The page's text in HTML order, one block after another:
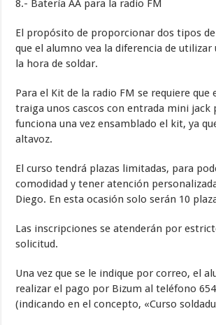
8.- Batería AA para la radio FM
El propósito de proporcionar dos tipos
que el alumno vea la diferencia de utilizar
la hora de soldar.
Para el Kit de la radio FM se requiere
traiga unos cascos con entrada mini jack
funciona una vez ensamblado el kit, ya
altavoz.
El curso tendrá plazas limitadas, para
comodidad y tener atención
Diego. En esta ocasión solo serán 10
Las inscripciones se atenderán por
solicitud.
Una vez que se le indique por correo, el
realizar el pago por Bizum al teléfono
(indicando en el concepto, «Curso